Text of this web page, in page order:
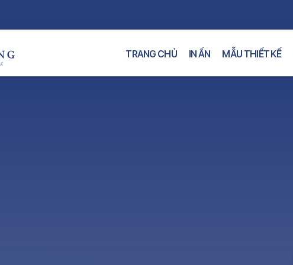
TRANG CHỦ IN ẤN MẪU THIẾT KẾ